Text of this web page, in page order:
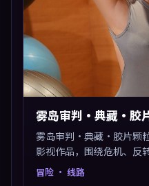
雾岛审判·典藏·胶
雾岛审判·典藏·胶片颗
影视作品，围绕危机、反
紧凑，值得推荐观看。
冒险 · 线路